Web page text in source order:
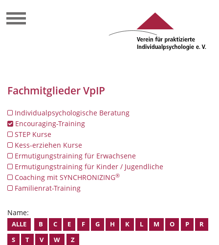
Fachmitglieder VpIP
Individualpsychologische Beratung
Encouraging-Training
STEP Kurse
Kess-erziehen Kurse
Ermutigungstraining für Erwachsene
Ermutigungstraining für Kinder / Jugendliche
Coaching mit SYNCHRONIZING®
Familienrat-Training
Name:
ALLE B C E F G H K L M O P
R
S
T V W Z